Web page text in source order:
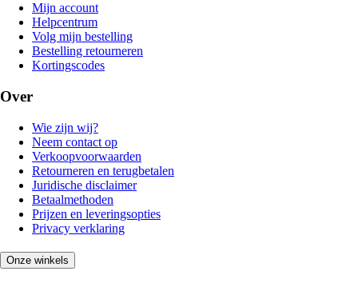
Mijn account
Helpcentrum
Volg mijn bestelling
Bestelling retourneren
Kortingscodes
Over
Wie zijn wij?
Neem contact op
Verkoopvoorwaarden
Retourneren en terugbetalen
Juridische disclaimer
Betaalmethoden
Prijzen en leveringsopties
Privacy verklaring
Onze winkels